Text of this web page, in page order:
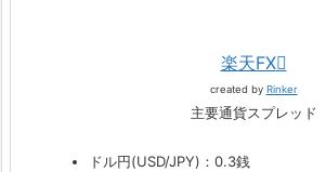
楽天FX
created by Rinker
主要通貨スプレッド
ドル円(USD/JPY)：0.3銭